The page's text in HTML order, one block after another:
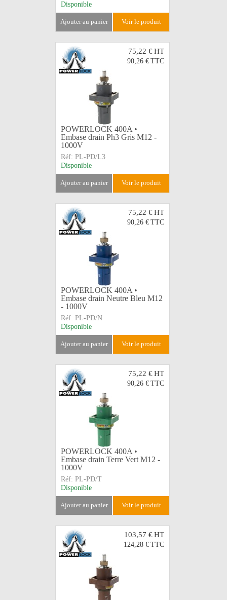
Disponible
ajouter au panier voir le produit
75,22 €HT
90,26 € TTC
POWERLOCK 400A •
Embase drain Ph3 Gris M12 -
1000V
Réf: PL-PD/L3
Disponible
ajouter au panier voir le produit
75,22 €HT
90,26 € TTC
POWERLOCK 400A •
Embase drain Neutre Bleu M12
- 1000V
Réf: PL-PD/N
Disponible
ajouter au panier voir le produit
75,22 €HT
90,26 € TTC
POWERLOCK 400A •
Embase drain Terre Vert M12 -
1000V
Réf: PL-PD/T
Disponible
ajouter au panier voir le produit
103,57 €HT
124,28 € TTC